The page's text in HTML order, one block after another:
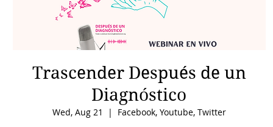
Trascender Después de un
Diagnóstico
Wed, Aug 21
  |
Facebook, Youtube, Twitter